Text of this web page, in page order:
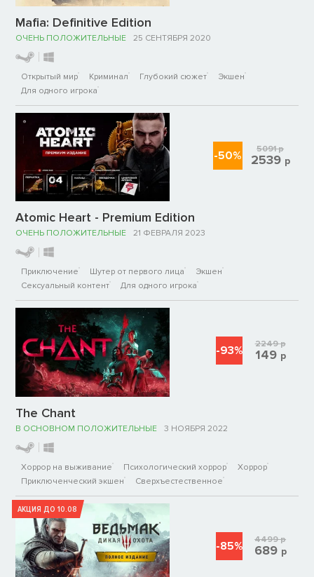
Mafia: Definitive Edition
ОЧЕНЬ ПОЛОЖИТЕЛЬНЫЕ 25 СЕНТЯБРЯ 2020
Открытый мир Криминал Глубокий сюжет
Экшен
Для одного игрока
Atomic Heart - Premium Edition
ОЧЕНЬ ПОЛОЖИТЕЛЬНЫЕ 21 ФЕВРАЛЯ 2023
Приключение Шутер от первого лица
Экшен
Сексуальный контент
Для одного игрока
-50% 5091р
2539 р
The Chant
В ОСНОВНОМ ПОЛОЖИТЕЛЬНЫЕ 3 НОЯБРЯ 2022
Хоррор на выживание Психологический хоррор
Хоррор
Приключенческий экшен
Сверхъестественное
-93% 2249р
149 р
АКЦИЯ ДО 10.08
-85% 4499р
689 р